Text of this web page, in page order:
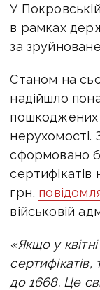
У
в рамках
за
Станом на
надійшло
пошкоджених
нерухомості.
сформовано
грн,
військовій
«Якщо у
сертифікатів,
до 1668. Це